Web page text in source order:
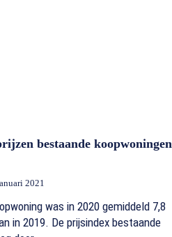
bestaande koopwoningen
2021
was in 2020 gemiddeld 7,8
in 2019. De prijsindex bestaande